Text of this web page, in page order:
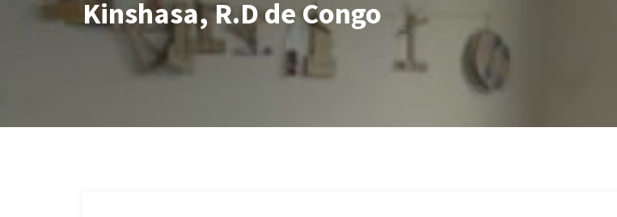
Kinshasa, R.D de Congo